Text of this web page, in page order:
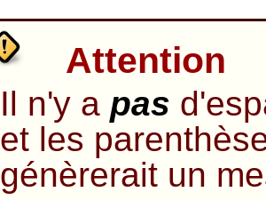
Attention
Il n'y a pas
et les
génèrerait un